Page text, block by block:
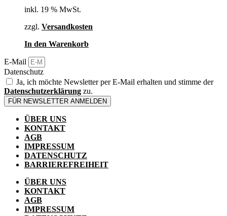
inkl. 19 % MwSt.
zzgl. Versandkosten
In den Warenkorb
E-Mail
Datenschutz
Ja, ich möchte Newsletter per E-Mail erhalten und stimme der
Datenschutzerklärung zu.
FÜR NEWSLETTER ANMELDEN
ÜBER UNS
KONTAKT
AGB
IMPRESSUM
DATENSCHUTZ
BARRIEREFREIHEIT
ÜBER UNS
KONTAKT
AGB
IMPRESSUM